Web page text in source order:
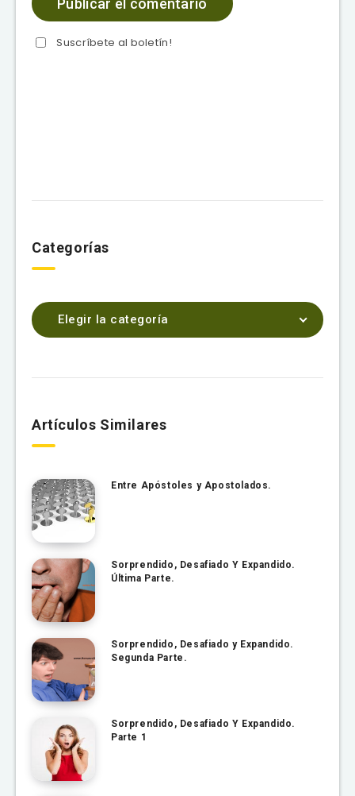
Suscríbete al boletín!
Categorías
Elegir la categoría
Artículos Similares
Entre Apóstoles y Apostolados.
Sorprendido, Desafiado Y Expandido.
Última Parte.
Sorprendido, Desafiado y Expandido.
Segunda Parte.
Sorprendido, Desafiado Y Expandido.
Parte 1